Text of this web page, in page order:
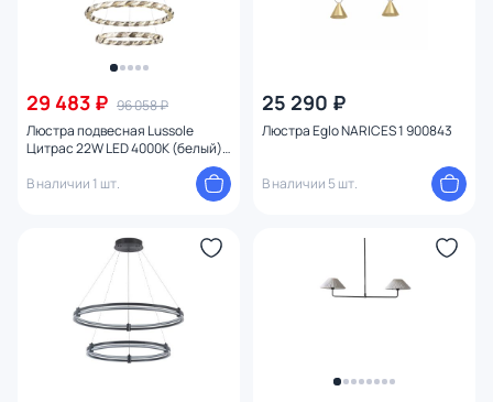
29 483 ₽ 96 058 ₽
Люстра подвесная Lussole
Цитрас 22W LED 4000К (белый)
В наличии 1 шт.
25 290 ₽
Люстра Eglo NARICES 1 900843
В наличии 5 шт.